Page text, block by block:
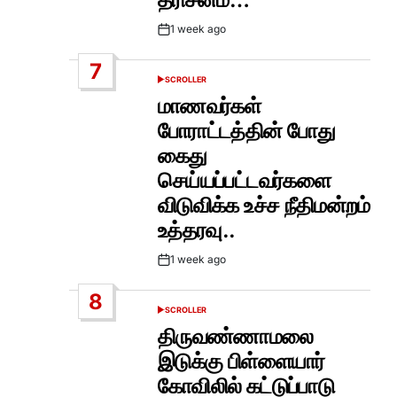
Post1 week ago
7
POSTED
SCROLLER
மாணவர்கள்
போராட்டத்தின் போது
கைது
செய்யப்பட்டவர்களை
விடுவிக்க உச்ச நீதிமன்றம்
உத்தரவு..
Post1 week ago
8
POSTED
SCROLLER
திருவண்ணாமலை
இடுக்கு பிள்ளையார்
கோவிலில் கட்டுப்பாடு